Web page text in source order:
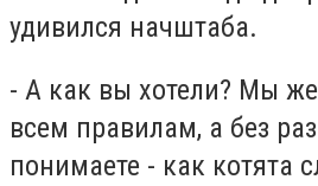
удивился начштаба.
- А как вы хотели? Мы
всем правилам, а без
понимаете - как котята